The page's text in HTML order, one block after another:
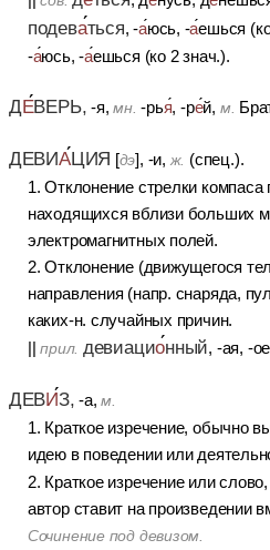
подеваться, -аюсь, -аешься
-аюсь, -аешься (ко 2 знач.).
ДЕВЕРЬ, -я,мн. -рья, -рей, м.
ДЕВИАЦИЯ [дэ], -и, ж. (спец.).
1. Отклонение стрелки
находящихся вблизи больших
электромагнитных полей.
2. Отклонение (движущегося
направления (напр. снаряда,
каких-н. случайных причин.
||прил. девиационный, -ая, -
ДЕВИЗ, -а,м.
1. Краткое изречение, обычно
идею в поведении или
2. Краткое изречение или
автор ставит на произведении
Сочинение под девизом.